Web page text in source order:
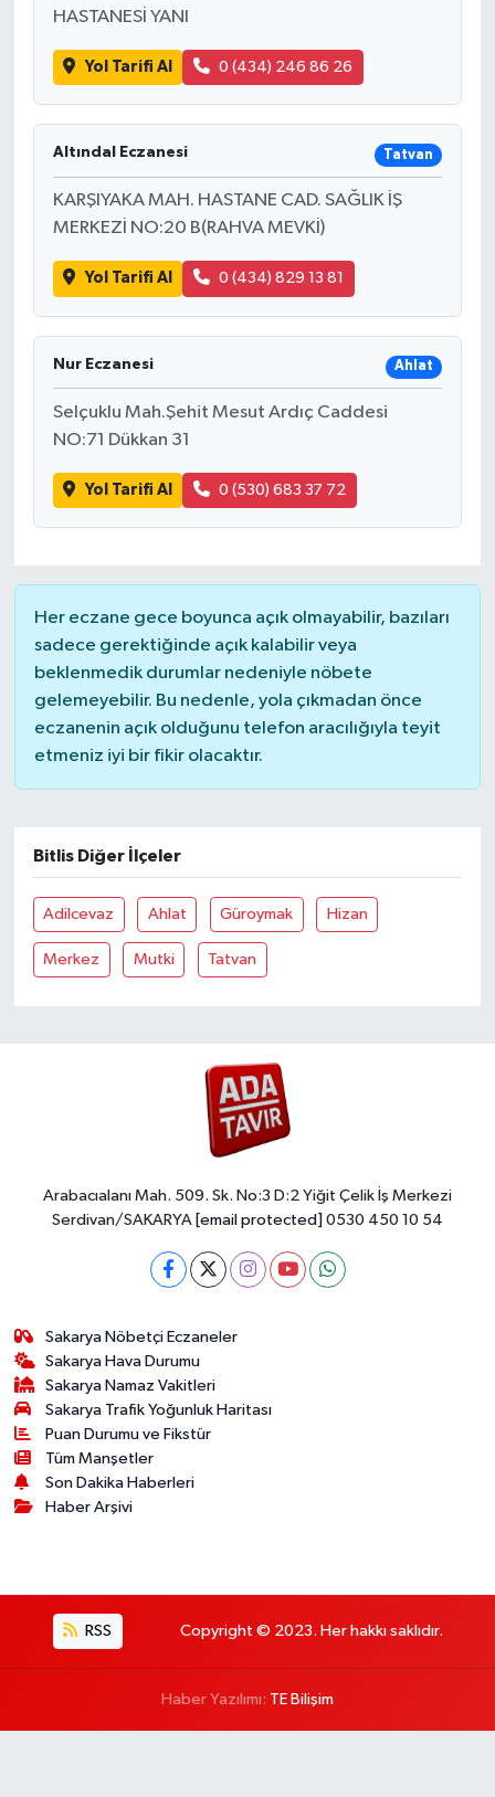
HASTANESİ YANI
Yol Tarifi Al 0 (434) 246 86 26
Altındal Eczanesi Tatvan
KARŞIYAKA MAH. HASTANE CAD. SAĞLIK İŞ
MERKEZİ NO:20 B(RAHVA MEVKİ)
Yol Tarifi Al 0 (434) 829 13 81
Nur Eczanesi Ahlat
Selçuklu Mah.Şehit Mesut Ardıç Caddesi
NO:71 Dükkan 31
Yol Tarifi Al 0 (530) 683 37 72
Her eczane gece boyunca açık olmayabilir, bazıları
sadece gerektiğinde açık kalabilir veya
beklenmedik durumlar nedeniyle nöbete
gelemeyebilir. Bu nedenle, yola çıkmadan önce
eczanenin açık olduğunu telefon aracılığıyla teyit
etmeniz iyi bir fikir olacaktır.
Bitlis Diğer İlçeler
Adilcevaz Ahlat Güroymak Hizan
Merkez Mutki Tatvan
Arabacıalanı Mah. 509. Sk. No:3 D:2 Yiğit Çelik İş Merkezi
Serdivan/SAKARYA [email protected] 0530 450 10 54
Sakarya Nöbetçi Eczaneler
Sakarya Hava Durumu
Sakarya Namaz Vakitleri
Sakarya Trafik Yoğunluk Haritası
Puan Durumu ve Fikstür
Tüm Manşetler
Son Dakika Haberleri
Haber Arşivi
RSS Copyright © 2023. Her hakkı saklıdır.
Haber Yazılımı: TE Bilişim